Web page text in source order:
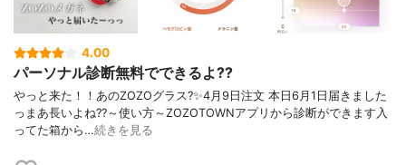
4.00
パーソナル診断無料でできるよ??
やっと来た！！あのZOZOグラス?✨4月9日注文 本日6月1日届きました
っまあ長いよね??～使い方～ZOZOTOWNアプリから診断ができます入
ってた箱から…続きを見る